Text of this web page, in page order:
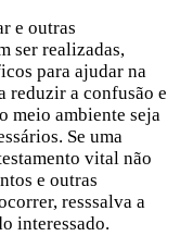
e outras
ser realizadas,
para ajudar na
reduzir a confusão e
meio ambiente seja
Se uma
vital não
e outras
resssalva a
interessado.